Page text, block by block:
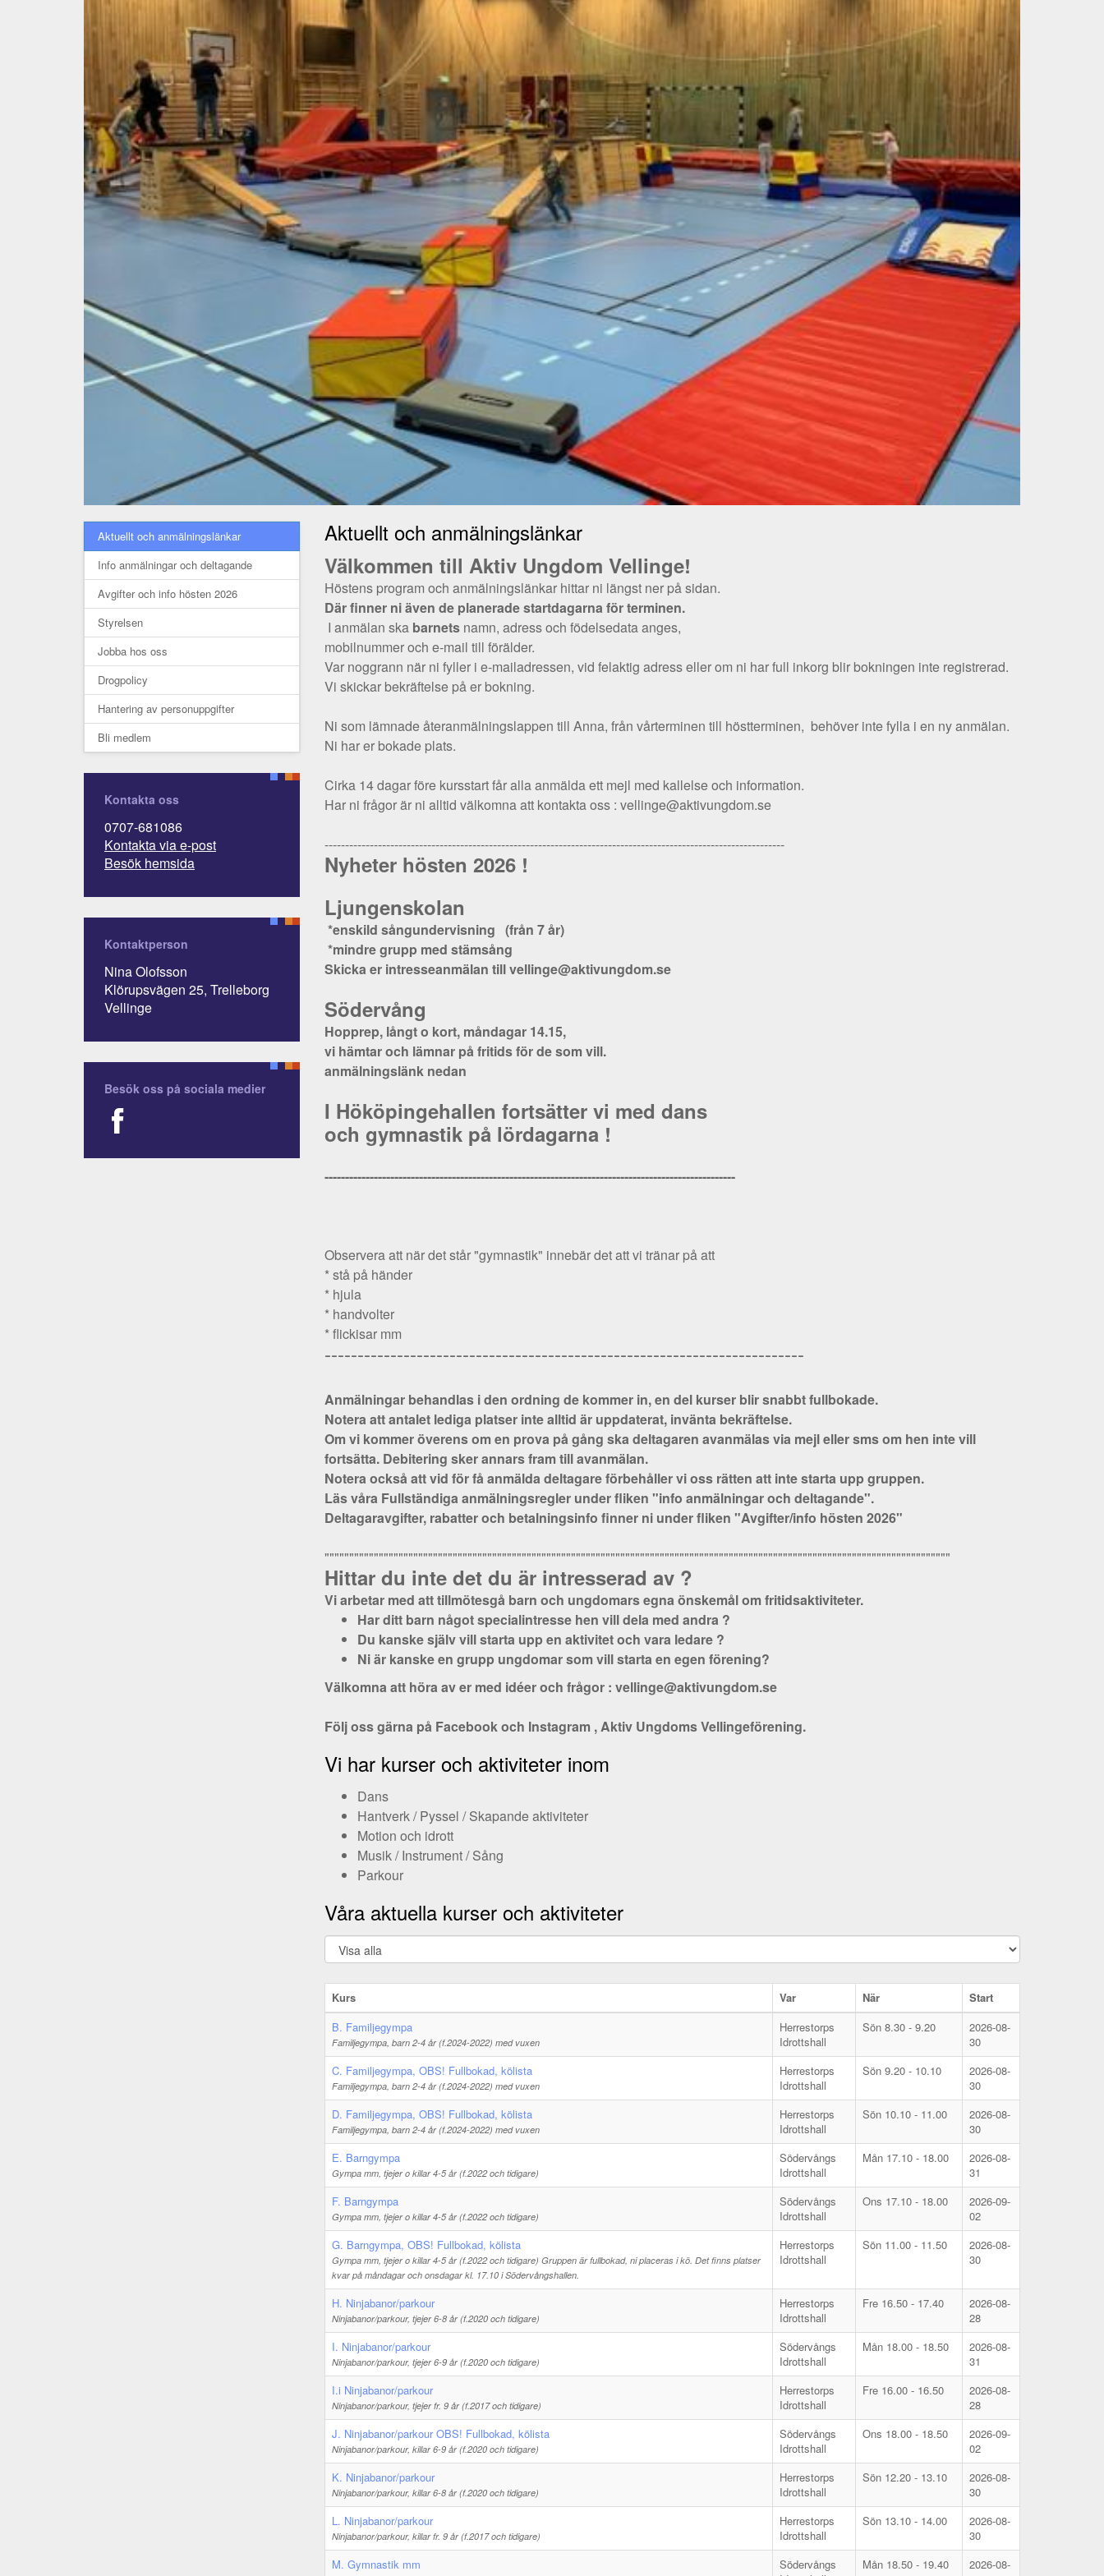
Aktuellt och anmälningslänkar
Info anmälningar och deltagande
Avgifter och info hösten 2026
Styrelsen
Jobba hos oss
Drogpolicy
Hantering av personuppgifter
Bli medlem
Kontakta oss
0707-681086
Kontakta via e-post
Besök hemsida
Kontaktperson
Nina Olofsson
Klörupsvägen 25, Trelleborg
Vellinge
Besök oss på sociala medier
Aktuellt och anmälningslänkar
Välkommen till Aktiv Ungdom Vellinge!
Höstens program och anmälningslänkar hittar ni längst ner på sidan.
Där finner ni även de planerade startdagarna för terminen.
I anmälan ska barnetsnamn, adress och födelsedata anges,
mobilnummer och e-mail till förälder.
Var noggrann när ni fyller i e-mailadressen, vid felaktig adress eller om ni har full inkorg blir bokningen inte registrerad.
Vi skickar bekräftelse på er bokning.
Ni som lämnade återanmälningslappen till Anna, från vårterminen till höstterminen, behöver inte fylla i en ny anmälan.
Ni har er bokade plats.
Cirka 14 dagar före kursstart får alla anmälda ett mejl med kallelse och information.
Har ni frågor är ni alltid välkomna att kontakta oss : vellinge@aktivungdom.se
----------------------------------------------------------------------------------------------------------------
Nyheter hösten 2026 !
Ljungenskolan
*enskild sångundervisning (från 7 år)
*mindre grupp med stämsång
Skicka er intresseanmälan till vellinge@aktivungdom.se
Södervång
Hopprep, långt o kort, måndagar 14.15,
vi hämtar och lämnar på fritids för de som vill.
anmälningslänk nedan
I Hököpingehallen fortsätter vi med dans
och gymnastik på lördagarna !
----------------------------------------------------------------------------------------------------
Observera att när det står "gymnastik" innebär det att vi tränar på att
* stå på händer
* hjula
* handvolter
* flickisar mm
-------------------------------------------------------------------------
Anmälningar behandlas i den ordning de kommer in, en del kurser blir snabbt fullbokade.
Notera att antalet lediga platser inte alltid är uppdaterat, invänta bekräftelse.
Om vi kommer överens om en prova på gång ska deltagaren avanmälas via mejl eller sms om hen inte vill
fortsätta. Debitering sker annars fram till avanmälan.
Notera också att vid för få anmälda deltagare förbehåller vi oss rätten att inte starta upp gruppen.
Läs våra Fullständiga anmälningsregler under fliken "info anmälningar och deltagande".
Deltagaravgifter, rabatter och betalningsinfo finner ni under fliken "Avgifter/info hösten 2026"
"""""""""""""""""""""""""""""""""""""""""""""""""""""""""""""""""""""""""""""""""""""""""""""""""""""""""""""""""""""""""""""""
Hittar du inte det du är intresserad av ?
Vi arbetar med att tillmötesgå barn och ungdomars egna önskemål om fritidsaktiviteter.
Har ditt barn något specialintresse hen vill dela med andra ?
Du kanske själv vill starta upp en aktivitet och vara ledare ?
Ni är kanske en grupp ungdomar som vill starta en egen förening?
Välkomna att höra av er med idéer och frågor : vellinge@aktivungdom.se
Följ oss gärna på Facebook och Instagram , Aktiv Ungdoms Vellingeförening.
Vi har kurser och aktiviteter inom
Dans
Hantverk / Pyssel / Skapande aktiviteter
Motion och idrott
Musik / Instrument / Sång
Parkour
Våra aktuella kurser och aktiviteter
Kurs Var När
Start
B. Familjegympa
Familjegympa, barn 2-4 år (f.2024-2022) med vuxen
Herrestorps
Idrottshall
Sön 8.30 - 9.20
2026-08-
30
C. Familjegympa, OBS! Fullbokad, kölista
Familjegympa, barn 2-4 år (f.2024-2022) med vuxen
Herrestorps
Idrottshall
Sön 9.20 - 10.10
2026-08-
30
D. Familjegympa, OBS! Fullbokad, kölista
Familjegympa, barn 2-4 år (f.2024-2022) med vuxen
Herrestorps
Idrottshall
Sön 10.10 - 11.00
2026-08-
30
E. Barngympa
Gympa mm, tjejer o killar 4-5 år (f.2022 och tidigare)
Södervångs
Idrottshall
Mån 17.10 - 18.00
2026-08-
31
F. Barngympa
Gympa mm, tjejer o killar 4-5 år (f.2022 och tidigare)
Södervångs
Idrottshall
Ons 17.10 - 18.00
2026-09-
02
G. Barngympa, OBS! Fullbokad, kölista
Gympa mm, tjejer o killar 4-5 år (f.2022 och tidigare) Gruppen är fullbokad, ni placeras i kö. Det finns platser
kvar på måndagar och onsdagar kl. 17.10 i Södervångshallen.
Herrestorps
Idrottshall
Sön 11.00 - 11.50
2026-08-
30
H. Ninjabanor/parkour
Ninjabanor/parkour, tjejer 6-8 år (f.2020 och tidigare)
Herrestorps
Idrottshall
Fre 16.50 - 17.40
2026-08-
28
I. Ninjabanor/parkour
Ninjabanor/parkour, tjejer 6-9 år (f.2020 och tidigare)
Södervångs
Idrottshall
Mån 18.00 - 18.50
2026-08-
31
I.i Ninjabanor/parkour
Ninjabanor/parkour, tjejer fr. 9 år (f.2017 och tidigare)
Herrestorps
Idrottshall
Fre 16.00 - 16.50
2026-08-
28
J. Ninjabanor/parkour OBS! Fullbokad, kölista
Ninjabanor/parkour, killar 6-9 år (f.2020 och tidigare)
Södervångs
Idrottshall
Ons 18.00 - 18.50
2026-09-
02
K. Ninjabanor/parkour
Ninjabanor/parkour, killar 6-8 år (f.2020 och tidigare)
Herrestorps
Idrottshall
Sön 12.20 - 13.10
2026-08-
30
L. Ninjabanor/parkour
Ninjabanor/parkour, killar fr. 9 år (f.2017 och tidigare)
Herrestorps
Idrottshall
Sön 13.10 - 14.00
2026-08-
30
M. Gymnastik mm
Södervångs
Mån 18.50 - 19.40
2026-08-